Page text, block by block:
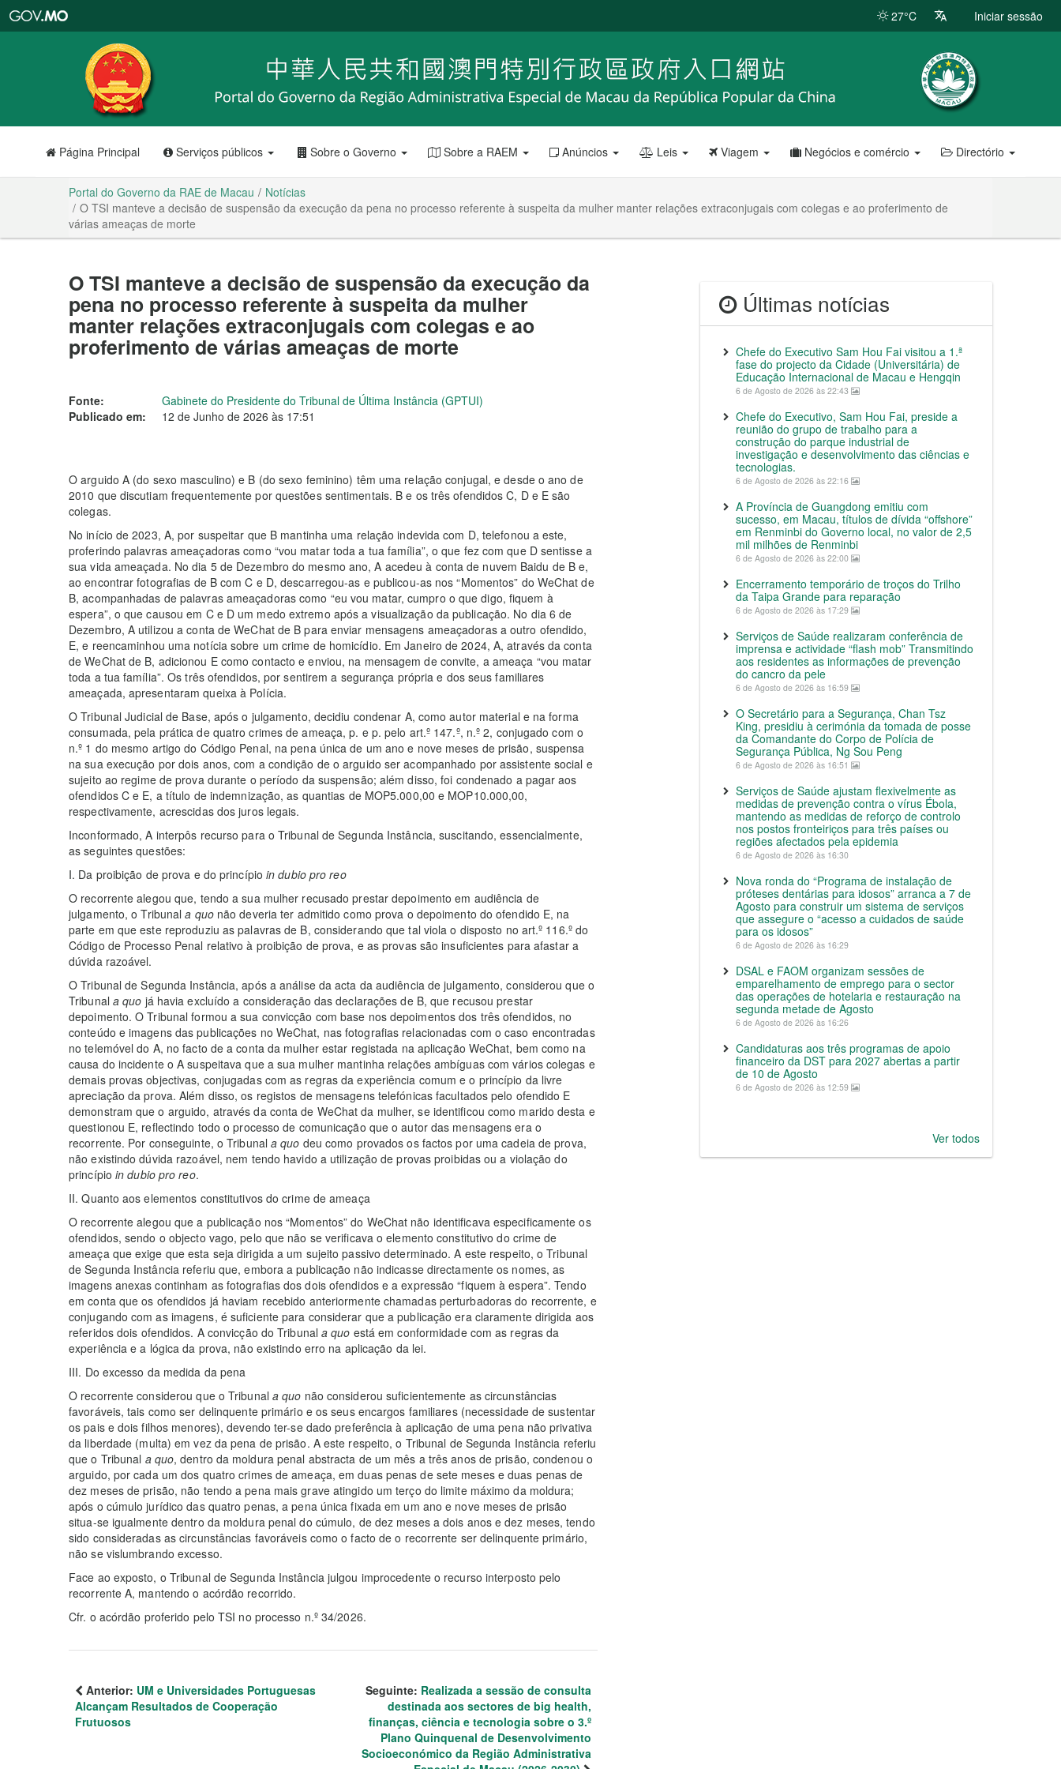
RAE
de
Macau
27°C Iniciar sessão
Página Principal Serviços públicos Sobre o Governo Sobre a RAEM Anúncios Leis Viagem Negócios e comércio Directório
Portal do Governo da RAE de Macau
Notícias
O TSI manteve a decisão de suspensão da execução da pena no processo referente à suspeita da mulher manter relações extraconjugais com colegas e ao proferimento de
várias ameaças de morte
O TSI manteve a decisão de suspensão da execução da
pena no processo referente à suspeita da mulher
manter relações extraconjugais com colegas e ao
proferimento de várias ameaças de morte
Fonte:
Gabinete do Presidente do Tribunal de Última Instância (GPTUI)
Publicado em:
12 de Junho de 2026 às 17:51
O arguido A (do sexo masculino) e B (do sexo feminino) têm uma relação conjugal, e desde o ano de
2010 que discutiam frequentemente por questões sentimentais. B e os três ofendidos C, D e E são
colegas.
No início de 2023, A, por suspeitar que B mantinha uma relação indevida com D, telefonou a este,
proferindo palavras ameaçadoras como “vou matar toda a tua família”, o que fez com que D sentisse a
sua vida ameaçada. No dia 5 de Dezembro do mesmo ano, A acedeu à conta de nuvem Baidu de B e,
ao encontrar fotografias de B com C e D, descarregou-as e publicou-as nos “Momentos” do WeChat de
B, acompanhadas de palavras ameaçadoras como “eu vou matar, cumpro o que digo, fiquem à
espera”, o que causou em C e D um medo extremo após a visualização da publicação. No dia 6 de
Dezembro, A utilizou a conta de WeChat de B para enviar mensagens ameaçadoras a outro ofendido,
E, e reencaminhou uma notícia sobre um crime de homicídio. Em Janeiro de 2024, A, através da conta
de WeChat de B, adicionou E como contacto e enviou, na mensagem de convite, a ameaça “vou matar
toda a tua família”. Os três ofendidos, por sentirem a segurança própria e dos seus familiares
ameaçada, apresentaram queixa à Polícia.
O Tribunal Judicial de Base, após o julgamento, decidiu condenar A, como autor material e na forma
consumada, pela prática de quatro crimes de ameaça, p. e p. pelo art.º 147.º, n.º 2, conjugado com o
n.º 1 do mesmo artigo do Código Penal, na pena única de um ano e nove meses de prisão, suspensa
na sua execução por dois anos, com a condição de o arguido ser acompanhado por assistente social e
sujeito ao regime de prova durante o período da suspensão; além disso, foi condenado a pagar aos
ofendidos C e E, a título de indemnização, as quantias de MOP5.000,00 e MOP10.000,00,
respectivamente, acrescidas dos juros legais.
Inconformado, A interpôs recurso para o Tribunal de Segunda Instância, suscitando, essencialmente,
as seguintes questões:
I. Da proibição de prova e do princípio in dubio pro reo
O recorrente alegou que, tendo a sua mulher recusado prestar depoimento em audiência de
julgamento, o Tribunala quonão deveria ter admitido como prova o depoimento do ofendido E, na
parte em que este reproduziu as palavras de B, considerando que tal viola o disposto no art.º 116.º do
Código de Processo Penal relativo à proibição de prova, e as provas são insuficientes para afastar a
dúvida razoável.
O Tribunal de Segunda Instância, após a análise da acta da audiência de julgamento, considerou que o
Tribunal a quo já havia excluído a consideração das declarações de B, que recusou prestar
depoimento. O Tribunal formou a sua convicção com base nos depoimentos dos três ofendidos, no
conteúdo e imagens das publicações no WeChat, nas fotografias relacionadas com o caso encontradas
no telemóvel do A, no facto de a conta da mulher estar registada na aplicação WeChat, bem como na
causa do incidente o A suspeitava que a sua mulher mantinha relações ambíguas com vários colegas e
demais provas objectivas, conjugadas com as regras da experiência comum e o princípio da livre
apreciação da prova. Além disso, os registos de mensagens telefónicas facultados pelo ofendido E
demonstram que o arguido, através da conta de WeChat da mulher, se identificou como marido desta e
questionou E, reflectindo todo o processo de comunicação que o autor das mensagens era o
recorrente. Por conseguinte, o Tribunala quo deu como provados os factos por uma cadeia de prova,
não existindo dúvida razoável, nem tendo havido a utilização de provas proibidas ou a violação do
princípio in dubio pro reo.
II. Quanto aos elementos constitutivos do crime de ameaça
O recorrente alegou que a publicação nos “Momentos” do WeChat não identificava especificamente os
ofendidos, sendo o objecto vago, pelo que não se verificava o elemento constitutivo do crime de
ameaça que exige que esta seja dirigida a um sujeito passivo determinado. A este respeito, o Tribunal
de Segunda Instância referiu que, embora a publicação não indicasse directamente os nomes, as
imagens anexas continham as fotografias dos dois ofendidos e a expressão “fiquem à espera”. Tendo
em conta que os ofendidos já haviam recebido anteriormente chamadas perturbadoras do recorrente, e
conjugando com as imagens, é suficiente para considerar que a publicação era claramente dirigida aos
referidos dois ofendidos. A convicção do Tribunala quo está em conformidade com as regras da
experiência e a lógica da prova, não existindo erro na aplicação da lei.
III. Do excesso da medida da pena
O recorrente considerou que o Tribunal a quo não considerou suficientemente as circunstâncias
favoráveis, tais como ser delinquente primário e os seus encargos familiares (necessidade de sustentar
os pais e dois filhos menores), devendo ter-se dado preferência à aplicação de uma pena não privativa
da liberdade (multa) em vez da pena de prisão. A este respeito, o Tribunal de Segunda Instância referiu
que o Tribunal a quo, dentro da moldura penal abstracta de um mês a três anos de prisão, condenou o
arguido, por cada um dos quatro crimes de ameaça, em duas penas de sete meses e duas penas de
dez meses de prisão, não tendo a pena mais grave atingido um terço do limite máximo da moldura;
após o cúmulo jurídico das quatro penas, a pena única fixada em um ano e nove meses de prisão
situa-se igualmente dentro da moldura penal do cúmulo, de dez meses a dois anos e dez meses, tendo
sido consideradas as circunstâncias favoráveis como o facto de o recorrente ser delinquente primário,
não se vislumbrando excesso.
Face ao exposto, o Tribunal de Segunda Instância julgou improcedente o recurso interposto pelo
recorrente A, mantendo o acórdão recorrido.
Cfr. o acórdão proferido pelo TSI no processo n.º 34/2026.
Anterior: UM e Universidades Portuguesas
Alcançam Resultados de Cooperação
Frutuosos
Seguinte: Realizada a sessão de consulta
destinada aos sectores de big health,
finanças, ciência e tecnologia sobre o 3.º
Plano Quinquenal de Desenvolvimento
Socioeconómico da Região Administrativa
Últimas notícias
Chefe do Executivo Sam Hou Fai visitou a 1.ª
fase do projecto da Cidade (Universitária) de
Educação Internacional de Macau e Hengqin
6 de Agosto de 2026 às 22:43
Chefe do Executivo, Sam Hou Fai, preside a
reunião do grupo de trabalho para a
construção do parque industrial de
investigação e desenvolvimento das ciências e
tecnologias.
6 de Agosto de 2026 às 22:16
A Província de Guangdong emitiu com
sucesso, em Macau, títulos de dívida “offshore”
em Renminbi do Governo local, no valor de 2,5
mil milhões de Renminbi
6 de Agosto de 2026 às 22:00
Encerramento temporário de troços do Trilho
da Taipa Grande para reparação
6 de Agosto de 2026 às 17:29
Serviços de Saúde realizaram conferência de
imprensa e actividade “flash mob” Transmitindo
aos residentes as informações de prevenção
do cancro da pele
6 de Agosto de 2026 às 16:59
O Secretário para a Segurança, Chan Tsz
King, presidiu à cerimónia da tomada de posse
da Comandante do Corpo de Polícia de
Segurança Pública, Ng Sou Peng
6 de Agosto de 2026 às 16:51
Serviços de Saúde ajustam flexivelmente as
medidas de prevenção contra o vírus Ébola,
mantendo as medidas de reforço de controlo
nos postos fronteiriços para três países ou
regiões afectados pela epidemia
6 de Agosto de 2026 às 16:30
Nova ronda do “Programa de instalação de
próteses dentárias para idosos” arranca a 7 de
Agosto para construir um sistema de serviços
que assegure o “acesso a cuidados de saúde
para os idosos”
6 de Agosto de 2026 às 16:29
DSAL e FAOM organizam sessões de
emparelhamento de emprego para o sector
das operações de hotelaria e restauração na
segunda metade de Agosto
6 de Agosto de 2026 às 16:26
Candidaturas aos três programas de apoio
financeiro da DST para 2027 abertas a partir
de 10 de Agosto
6 de Agosto de 2026 às 12:59
Ver todos